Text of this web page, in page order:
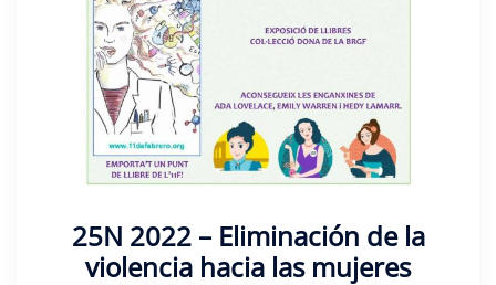
25N 2022 – Eliminación de la
violencia hacia las mujeres